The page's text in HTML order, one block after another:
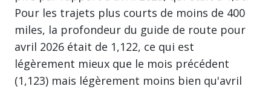
Pour les trajets plus courts de moins de 400
miles, la profondeur du guide de route pour
avril 2026 était de 1,122, ce qui est
légèrement mieux que le mois précédent
(1,123) mais légèrement moins bien qu'avril